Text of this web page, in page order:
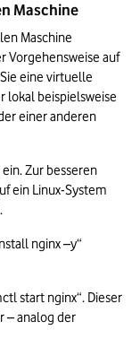
Maschine
Maschine
Vorgehensweise auf
eine virtuelle
lokal beispielsweise
einer anderen
Zur besseren
ein Linux-System
nginx –y“
start nginx“. Dieser
– analog der